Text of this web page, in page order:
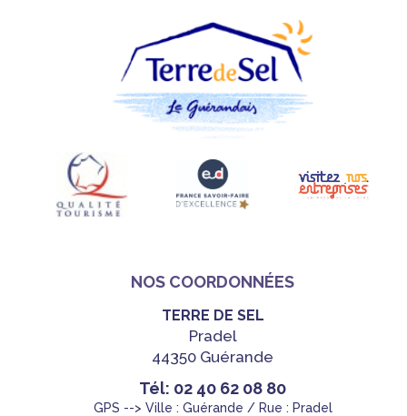
NOS COORDONNÉES
TERRE DE SEL
Pradel
44350 Guérande
Tél: 02 40 62 08 80
GPS --> Ville : Guérande / Rue : Pradel